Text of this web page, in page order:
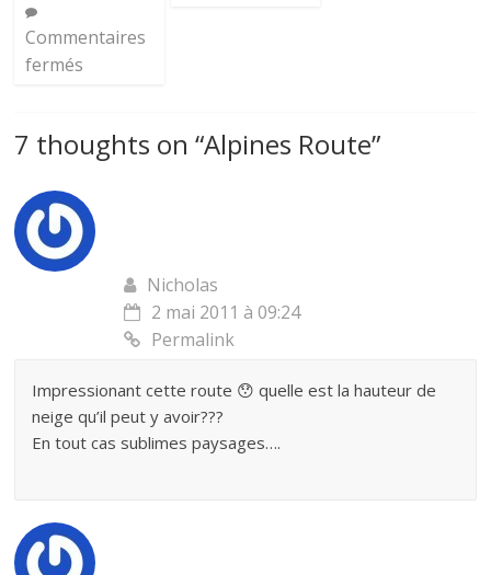
Commentaires
fermés
7 thoughts on “Alpines Route”
Nicholas
2 mai 2011 à 09:24
Permalink
Impressionant cette route 😯 quelle est la hauteur de
neige qu’il peut y avoir???
En tout cas sublimes paysages….